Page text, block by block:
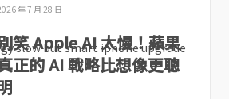
年 7 月 28 日
笑 Apple AI 太慢！蘋果
正的 AI 戰略比想像更聰